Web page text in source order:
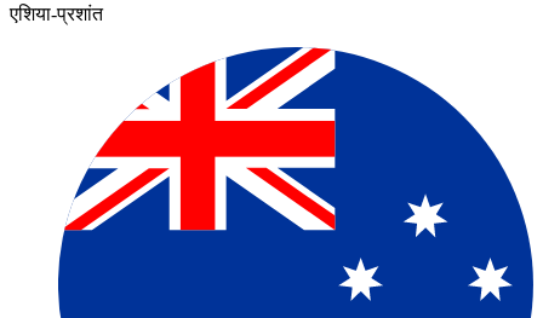
एशिया-प्रशांत​​